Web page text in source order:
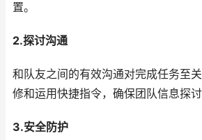
置。
2.探讨沟通
和队友之间的有效沟通对完成任务至
修和运用快捷指令，确保团队信息探讨
3.安全防护